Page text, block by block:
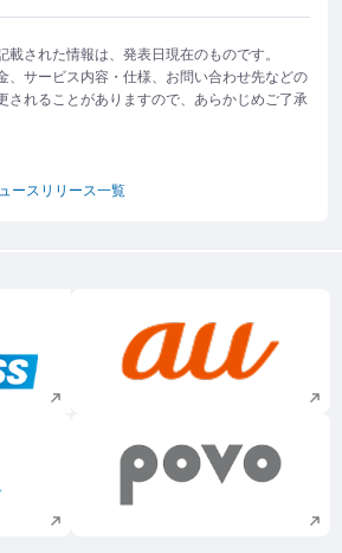
載された情報は、発表日現在のものです。
、サービス内容・仕様、お問い合わせ先などの
されることがありますので、あらかじめご了承
ースリリース一覧
ドウで開く 新規ウィンドウで
ドウで開く 新規ウィンドウで